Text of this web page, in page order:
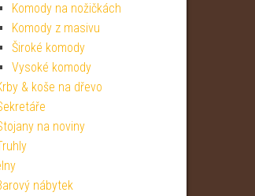
Komody na nožičkách
Komody z masivu
Široké komody
Vysoké komody
& koše na dřevo
na noviny
nábytek